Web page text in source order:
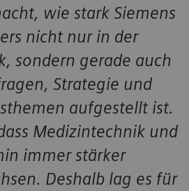
wie stark Siemens
nicht nur in der
sondern gerade auch
Strategie und
aufgestellt ist.
Medizintechnik und
immer stärker
Deshalb lag es für